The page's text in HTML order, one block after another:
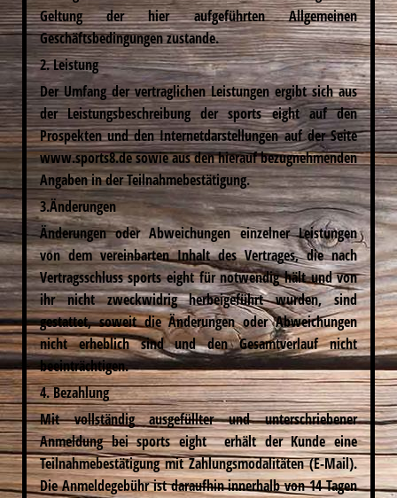
Geltung der hier aufgeführten Allgemeinen
Geschäftsbedingungen zustande.
2. Leistung
Der Umfang der vertraglichen Leistungen ergibt sich aus
der Leistungsbeschreibung der sports eight auf den
Prospekten und den Internetdarstellungen auf der Seite
www.sports8.de sowie aus den hierauf bezugnehmenden
Angaben in der Teilnahmebestätigung.
3.Änderungen
Änderungen oder Abweichungen einzelner Leistungen
von dem vereinbarten Inhalt des Vertrages, die nach
Vertragsschluss sports eight für notwendig hält und von
ihr nicht zweckwidrig herbeigeführt wurden, sind
gestattet, soweit die Änderungen oder Abweichungen
nicht erheblich sind und den Gesamtverlauf nicht
beeinträchtigen.
4. Bezahlung
Mit vollständig ausgefüllter und unterschriebener
Anmeldung bei sports eight erhält der Kunde eine
Teilnahmebestätigung mit Zahlungsmodalitäten (E-Mail).
Die Anmeldegebühr ist daraufhin innerhalb von 14 Tagen